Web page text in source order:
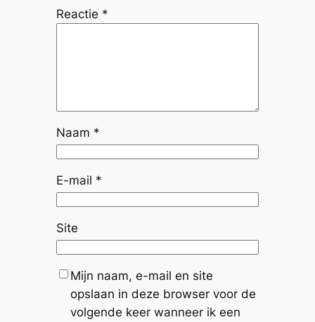
Reactie *
Naam *
E-mail *
Site
Mijn naam, e-mail en site
opslaan in deze browser voor de
volgende keer wanneer ik een